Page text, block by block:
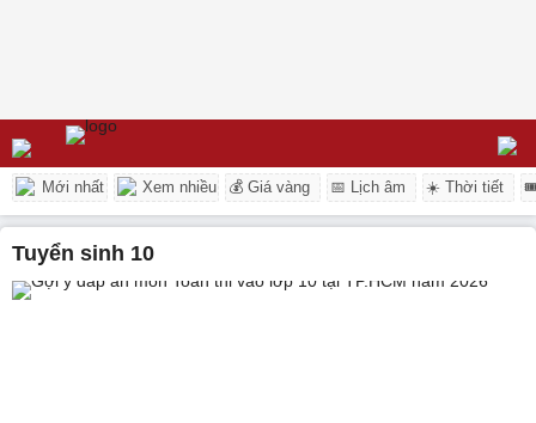
Mới nhất Xem nhiều 💰 Giá vàng 📅 Lịch âm ☀️ Thời tiết
tuyển sinh 10